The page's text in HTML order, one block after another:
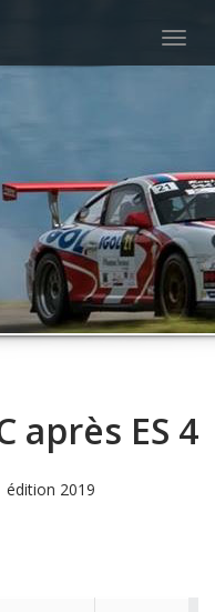
après ES 4
édition 2019